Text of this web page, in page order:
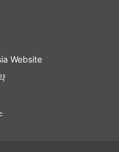
행 단점
경우가 많습니다. 불행히
울 수 있습니다. 일부 목적
버스는 기차나 비행기보다
Website